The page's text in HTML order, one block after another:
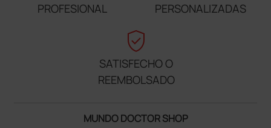
PROFESIONAL
PERSONALIZADAS
verified_user
SATISFECHO O
REEMBOLSADO
MUNDO DOCTOR SHOP